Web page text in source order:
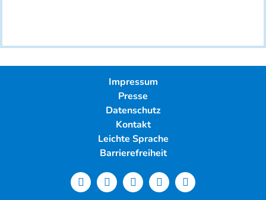
Impressum
Presse
Datenschutz
Kontakt
Leichte Sprache
Barrierefreiheit